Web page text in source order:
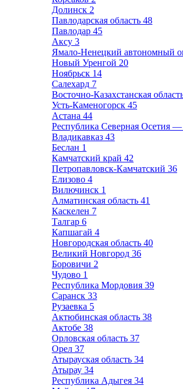
Долинск 2
Павлодарская область 48
Павлодар 45
Аксу 3
Ямало-Ненецкий автономный
Новый Уренгой 20
Ноябрьск 14
Салехард 7
Восточно-Казахстанская
Усть-Каменогорск 45
Астана 44
Республика Северная Осетия
Владикавказ 43
Беслан 1
Камчатский край 42
Петропавловск-Камчатский 36
Елизово 4
Вилючинск 1
Алматинская область 41
Каскелен 7
Талгар 6
Капшагай 4
Новгородская область 40
Великий Новгород 36
Боровичи 2
Чудово 1
Республика Мордовия 39
Саранск 33
Рузаевка 5
Актюбинская область 38
Актобе 38
Орловская область 37
Орел 37
Атырауская область 34
Атырау 34
Республика Адыгея 34